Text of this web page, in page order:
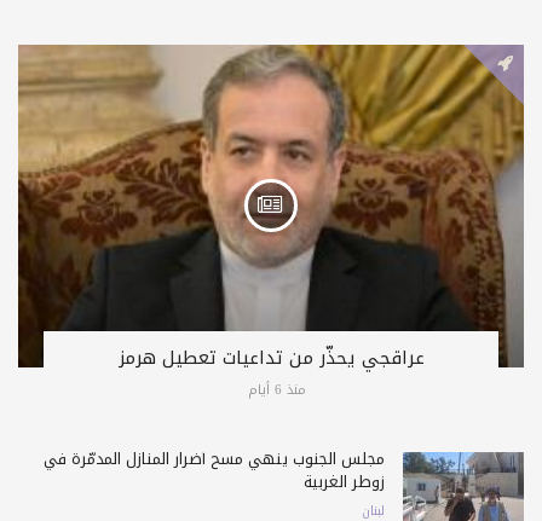
عراقجي يحذّر من تداعيات تعطيل هرمز
منذ 6 أيام
مجلس الجنوب ينهي مسح أضرار المنازل المدمّرة في
زوطر الغربية
لبنان